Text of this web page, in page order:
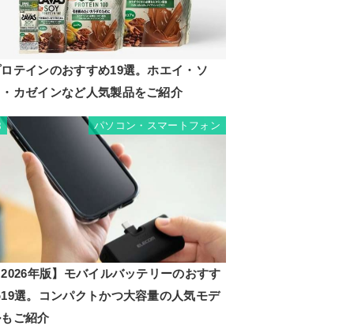
テインのおすすめ19選。ホエイ・ソ
カゼインなど人気製品をご紹介
パソコン・スマートフォン
年版】モバイルバッテリーのおすす
選。コンパクトかつ大容量の人気モデ
ご紹介